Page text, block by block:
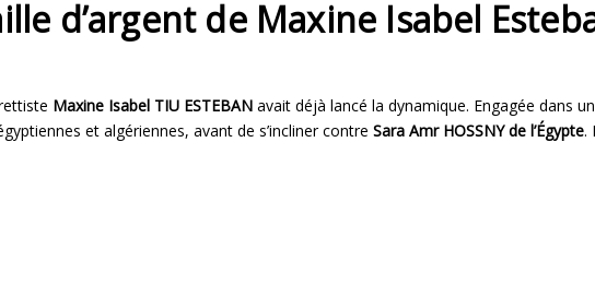
d’argent de Maxine Isabel
Maxine Isabel TIU ESTEBAN avait déjà lancé la dynamique. Engagée dans
et algériennes, avant de s’incliner contre Sara Amr HOSSNY de l’Égypte.